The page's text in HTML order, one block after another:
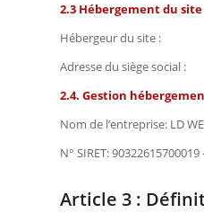
2.3 Hébergement du site
Hébergeur du site
Adresse du siège
2.4. Gestion
Nom de l’entreprise: LD
N° SIRET:
Article 3 :